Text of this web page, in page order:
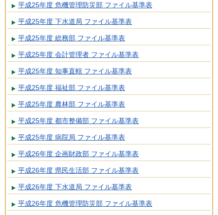
平成25年度 危機管理防災部 ファイル基準表
平成25年度 下水道局 ファイル基準表
平成25年度 総務部 ファイル基準表
平成25年度 会計管理者 ファイル基準表
平成25年度 知事直轄 ファイル基準表
平成25年度 福祉部 ファイル基準表
平成25年度 農林部 ファイル基準表
平成25年度 都市整備部 ファイル基準表
平成25年度 病院局 ファイル基準表
平成26年度 企画財政部 ファイル基準表
平成26年度 県民生活部 ファイル基準表
平成26年度 下水道局 ファイル基準表
平成26年度 危機管理防災部 ファイル基準表